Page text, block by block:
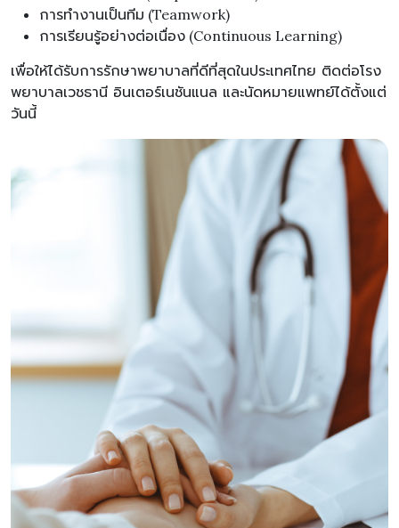
การทำงานเป็นทีม (Teamwork)
การเรียนรู้อย่างต่อเนื่อง (Continuous Learning)
เพื่อให้ได้รับการรักษาพยาบาลที่ดีที่สุดในประเทศไทย ติดต่อโรง
พยาบาลเวชธานี อินเตอร์เนชันแนล และนัดหมายแพทย์ได้ตั้งแต่
วันนี้